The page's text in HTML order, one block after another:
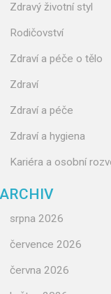
Zdravý životní styl
Rodičovství
Zdraví a péče o tělo
Zdraví
Zdraví a péče
Zdraví a hygiena
Kariéra a osobní
ARCHIV
srpna 2026
července 2026
června 2026